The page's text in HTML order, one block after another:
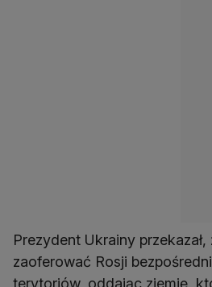
Prezydent Ukrainy
zaoferować Rosji
terytoriów, oddając ziemię,